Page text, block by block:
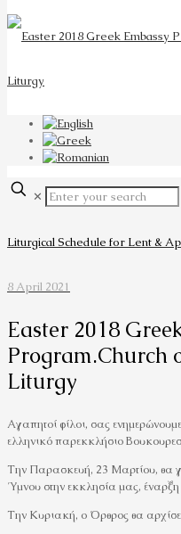
✕
Liturgical Schedule for Lent &
8 April 2021
Easter 2018
Program.Church
Liturgy
Αγαπητοί φίλοι, σας
ελληνικό παρεκκλήσιο
Την Παρασκευή, 23 Μαρτίου, θα
Ύμνου στην εκκλησία μας,
Την Κυριακή, ο Όρθρος θα